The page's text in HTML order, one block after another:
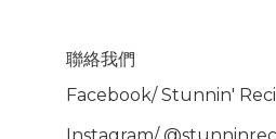
聯絡我們
Facebook/Stunnin'